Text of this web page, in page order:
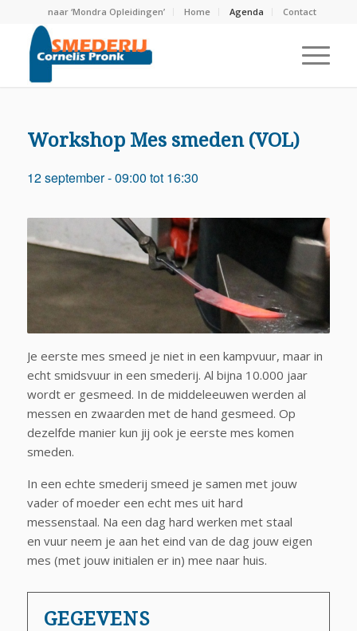
naar ‘Mondra Opleidingen’ Home Agenda Contact
Workshop Mes smeden (VOL)
12 september - 09:00 tot 16:30
Je eerste mes smeed je niet in een kampvuur, maar in
echt smidsvuur in een smederij. Al bijna 10.000 jaar
wordt er gesmeed. In de middeleeuwen werden al
messen en zwaarden met de hand gesmeed. Op
dezelfde manier kun jij ook je eerste mes komen
smeden.
In een echte smederij smeed je samen met jouw
vader of moeder een echt mes uit hard
messenstaal. Na een dag hard werken met staal
en vuur neem je aan het eind van de dag jouw eigen
mes (met jouw initialen er in) mee naar huis.
GEGEVENS